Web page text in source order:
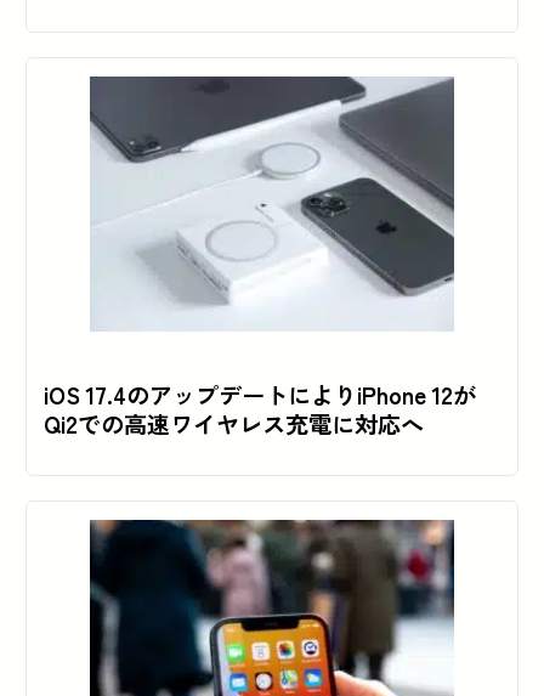
iOS 17.4のアップデートによりiPhone 12が
Qi2での高速ワイヤレス充電に対応へ